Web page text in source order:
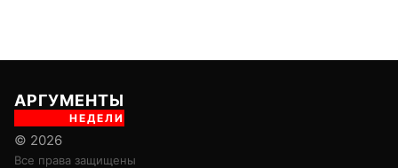
АРГУМЕНТЫ
НЕДЕЛИ
© 2026
Все права защищены